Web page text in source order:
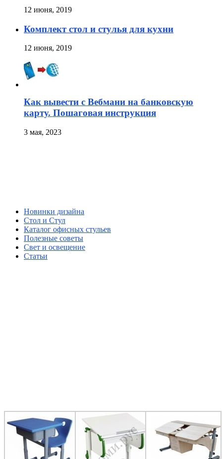
12 июня, 2019
Комплект стол и стулья для кухни
12 июня, 2019
Как вывести с Вебмани на банковскую
карту. Пошаговая инструкция
3 мая, 2023
Новинки дизайна
Стол и Стул
Каталог офисных стульев
Полезные советы
Свет и освещение
Статьи